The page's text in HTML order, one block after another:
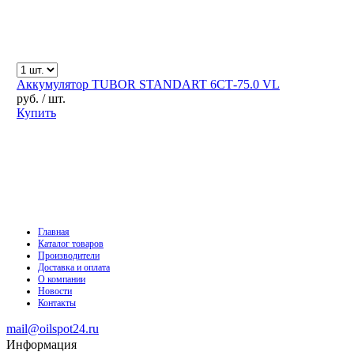
Аккумулятор TUBOR STANDART 6СТ-75.0 VL
руб. / шт.
Купить
Главная
Каталог товаров
Производители
Доставка и оплата
О компании
Новости
Контакты
mail@oilspot24.ru
Информация